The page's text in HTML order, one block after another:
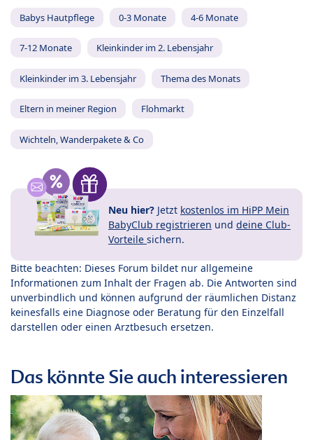
Babys Hautpflege 0-3 Monate 4-6 Monate
7-12 Monate Kleinkinder im 2. Lebensjahr
Kleinkinder im 3. Lebensjahr Thema des Monats
Eltern in meiner Region Flohmarkt
Wichteln, Wanderpakete & Co
Neu hier? Jetzt kostenlos im HiPP Mein
BabyClub registrieren und deine Club-
Vorteile sichern.
Bitte beachten: Dieses Forum bildet nur allgemeine
Informationen zum Inhalt der Fragen ab. Die Antworten sind
unverbindlich und können aufgrund der räumlichen Distanz
keinesfalls eine Diagnose oder Beratung für den Einzelfall
darstellen oder einen Arztbesuch ersetzen.
Das könnte Sie auch interessieren